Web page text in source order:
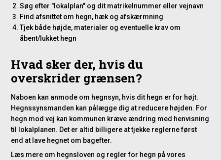
Søg efter "lokalplan" og dit matrikelnummer eller vejnavn
Find afsnittet om hegn, hæk og afskærmning
Tjek både højde, materialer og eventuelle krav om
åbent/lukket hegn
Hvad sker der, hvis du
overskrider grænsen?
Naboen kan anmode om hegnsyn, hvis dit hegn er for højt.
Hegnssynsmanden kan pålægge dig at reducere højden. For
hegn mod vej kan kommunen kræve ændring med henvisning
til lokalplanen. Det er altid billigere at tjekke reglerne først
end at lave hegnet om bagefter.
Læs mere om hegnsloven og regler for hegn på vores